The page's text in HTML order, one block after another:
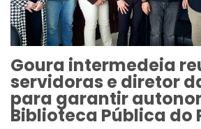
Goura intermedeia
servidoras e diretor
para garantir
Biblioteca Pública do